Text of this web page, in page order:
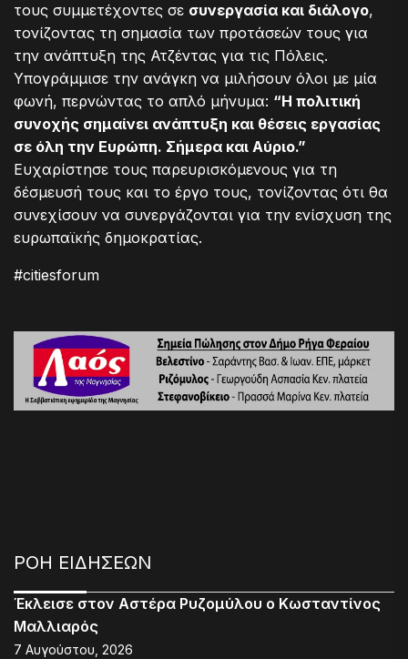
τους συμμετέχοντες σε συνεργασία και διάλογο,
τονίζοντας τη σημασία των προτάσεών τους για
την ανάπτυξη της Ατζέντας για τις Πόλεις.
Υπογράμμισε την ανάγκη να μιλήσουν όλοι με μία
φωνή, περνώντας το απλό μήνυμα: “Η πολιτική
συνοχής σημαίνει ανάπτυξη και θέσεις εργασίας
σε όλη την Ευρώπη. Σήμερα και Αύριο.”
Ευχαρίστησε τους παρευρισκόμενους για τη
δέσμευσή τους και το έργο τους, τονίζοντας ότι θα
συνεχίσουν να συνεργάζονται για την ενίσχυση της
ευρωπαϊκής δημοκρατίας.
#citiesforum
ΡΟΗ ΕΙΔΗΣΕΩΝ
Έκλεισε στον Αστέρα Ρυζομύλου ο Κωσταντίνος
Μαλλιαρός
7 Αυγούστου, 2026